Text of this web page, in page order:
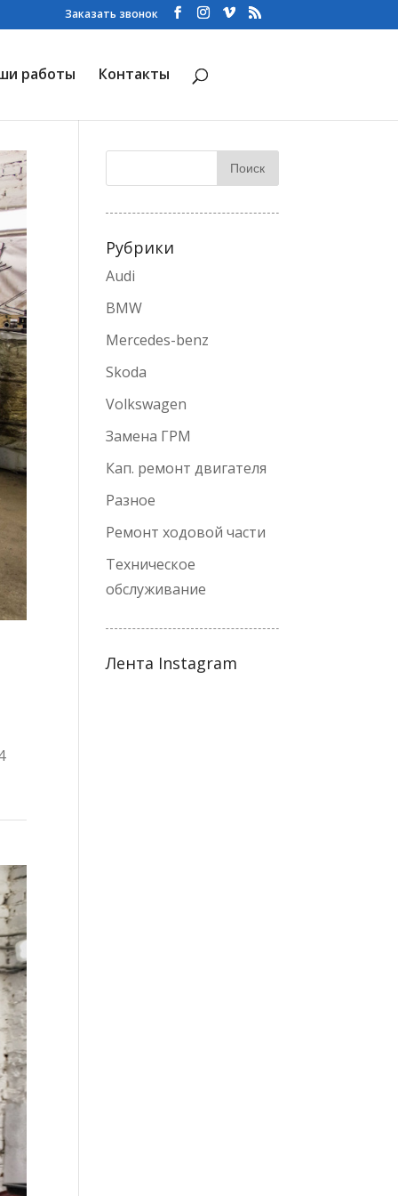
Заказать звонок
работы Контакты
Рубрики
Audi
BMW
Mercedes-benz
Skoda
Volkswagen
Замена ГРМ
Кап. ремонт двигателя
Разное
Ремонт ходовой части
Техническое
обслуживание
Лента Instagram